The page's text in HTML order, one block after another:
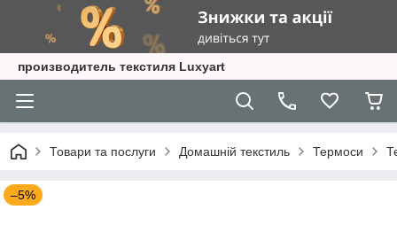
производитель текстиля Luxyart
Товари та послуги Домашній текстиль Термоси
–5%